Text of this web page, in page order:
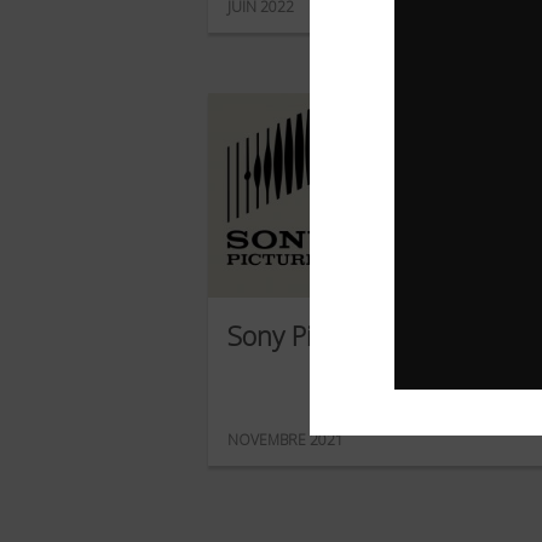
JUIN 2022
Sony Pictures
NOVEMBRE 2021